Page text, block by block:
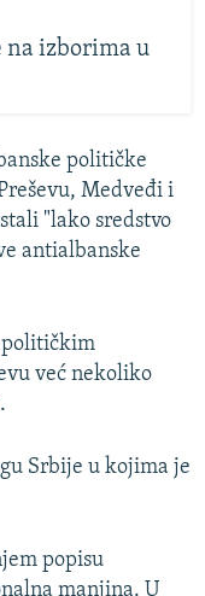
na izborima u
političke
Medveđi i
"lako sredstvo
antialbanske
političkim
već nekoliko
Srbije u kojima je
popisu
manjina. U